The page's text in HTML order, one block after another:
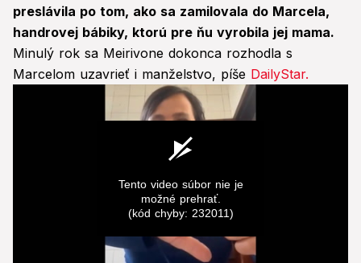
preslávila po tom, ako sa zamilovala do Marcela,
handrovej bábiky, ktorú pre ňu vyrobila jej mama.
Minulý rok sa Meirivone dokonca rozhodla s
Marcelom uzavrieť i manželstvo, píše DailyStar.
Tento video súbor nie je
možné prehrať.
(kód chyby: 232011)